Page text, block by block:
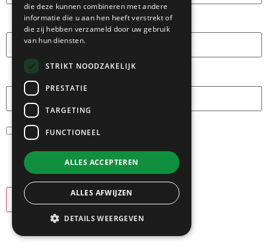
E-mail*
Site
Mijn naam, e-mail en site bewaren in
deze browser voor de volgende keer
wanneer ik een reactie plaats.
die deze kunnen combineren met andere
informatie die u aan hen heeft verstrekt of
die zij hebben verzameld door uw gebruik
van hun diensten.
STRIKT NOODZAKELIJK
PRESTATIE
TARGETING
FUNCTIONEEL
ALLES ACCEPTEREN
ALLES AFWIJZEN
DETAILS WEERGEVEN